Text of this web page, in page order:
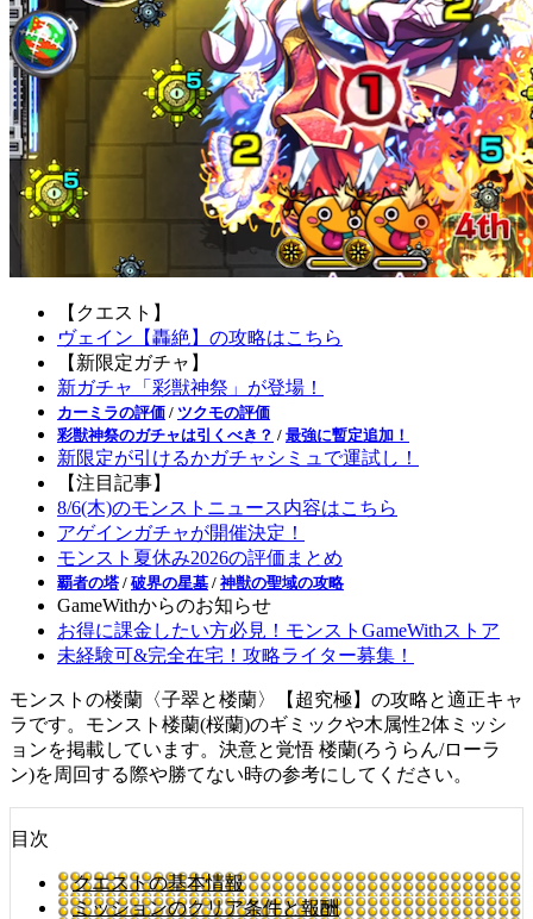
【クエスト】
ヴェイン【轟絶】の攻略はこちら
【新限定ガチャ】
新ガチャ「彩獣神祭」が登場！
カーミラの評価 / ツクモの評価
彩獣神祭のガチャは引くべき？ / 最強に暫定追加！
新限定が引けるかガチャシミュで運試し！
【注目記事】
8/6(木)のモンストニュース内容はこちら
アゲインガチャが開催決定！
モンスト夏休み2026の評価まとめ
覇者の塔 / 破界の星墓 / 神獣の聖域の攻略
GameWithからのお知らせ
お得に課金したい方必見！モンストGameWithストア
未経験可&完全在宅！攻略ライター募集！
モンストの楼蘭〈子翠と楼蘭〉【超究極】の攻略と適正キャ
ラです。モンスト楼蘭(桜蘭)のギミックや木属性2体ミッシ
ョンを掲載しています。決意と覚悟 楼蘭(ろうらん/ローラ
ン)を周回する際や勝てない時の参考にしてください。
目次
クエストの基本情報
ミッションのクリア条件と報酬